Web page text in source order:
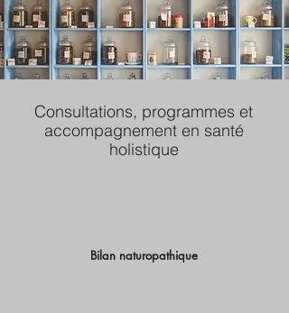
Consultations, programmes et
accompagnement en santé
holistique
Bilan naturopathique